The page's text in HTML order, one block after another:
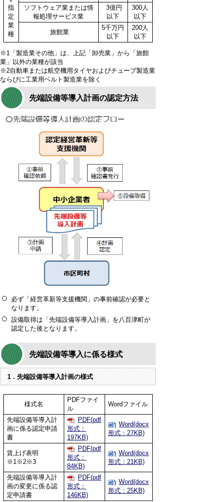
指
定
業
種
ソフトウェア業または情
報処理サービス業
3億円
以下
300人
以下
旅館業
5千万円
以下
200人
以下
※1 「製造業その他」は、上記「卸売業」から「旅館
業」以外の業種が該当
※2自動車または航空機用タイヤおよびチューブ製造業
ならびに工業用ベルト製造業を除く
先端設備等導入計画の認定方法
必ず「経営革新等支援機関」の事前確認が必要と
なります。
設備取得は「先端設備等導入計画」を八百津町が
認定した後となります。
先端設備等導入に係る様式
1．先端設備等導入計画の様式
様式名
PDFファイ
ル
Wordファイル
先端設備等導入計
画に係る認定申請
書
PDF(pdf
形式：
197KB)
Word(docx
形式：27KB)
賃上げ表明
※1※2※3
PDF(pdf
形式：
84KB)
Word(docx
形式：21KB)
先端設備等導入計
画の変更に係る認
定申請書
PDF(pdf
形式：
146KB)
Word(docx
形式：25KB)